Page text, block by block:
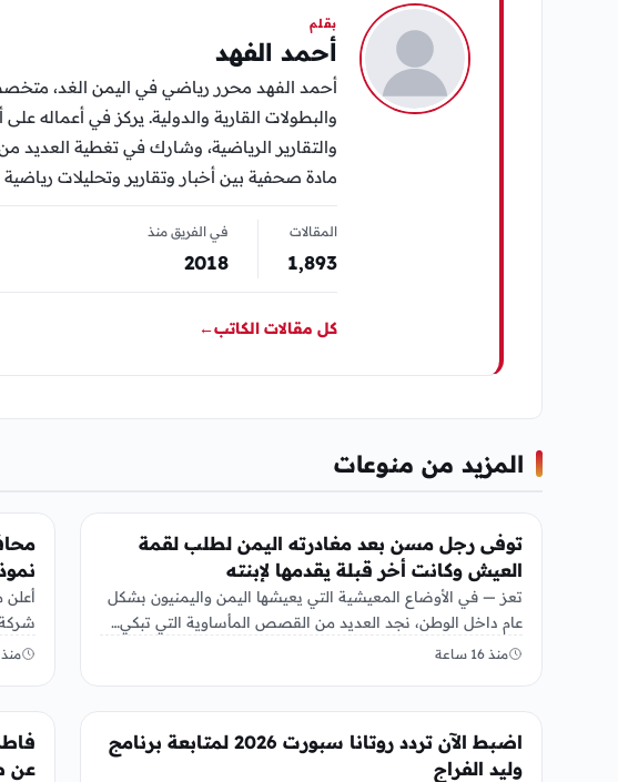
بقلم
أحمد الفهد
أحمد الفهد محرر رياضي في اليمن الغد،
والبطولات القارية والدولية. يركز في أعماله على
مادة صحفية بين أخبار وتقارير وتحليلات
المقالات
1٬893
في الفريق منذ
2018
كل مقالات الكاتب←
المزيد من منوعات
توفى رجل مسن بعد مغادرته اليمن لطلب لقمة
العيش وكانت أخر قبلة يقدمها لإبنته
تعز — في الأوضاع المعيشية التي يعيشها اليمن واليمنيون بشكل
عام داخل الوطن، نجد العديد من القصص المأساوية التي تبكي…
منذ 16 ساعة
خاص…
اضبط الآن تردد روتانا سبورت 2026 لمتابعة برنامج
وليد الفراج
عن